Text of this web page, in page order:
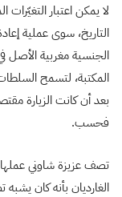
لا يمكن اعتبار
التاريخ، سوى عملية
المكتبة، لتسمح
بعد أن كانت الزيارة
فحسب.
تصف عزيزة شاوني عملها
الغارديان بأنه كان